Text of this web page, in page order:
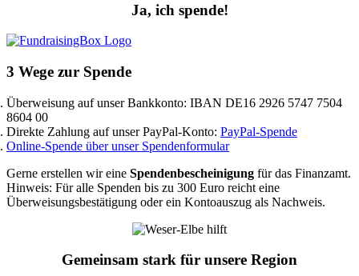
Ja, ich spende!
3 Wege zur Spende
Überweisung auf unser Bankkonto: IBAN DE16 2926 5747 7504
8604 00
Direkte Zahlung auf unser PayPal-Konto: PayPal-Spende
Online-Spende über unser Spendenformular
Gerne erstellen wir eine Spendenbescheinigung für das Finanzamt.
Hinweis: Für alle Spenden bis zu 300 Euro reicht eine
Überweisungsbestätigung oder ein Kontoauszug als Nachweis.
Gemeinsam stark für unsere Region